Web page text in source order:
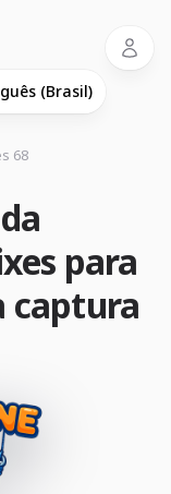
para
captura
68